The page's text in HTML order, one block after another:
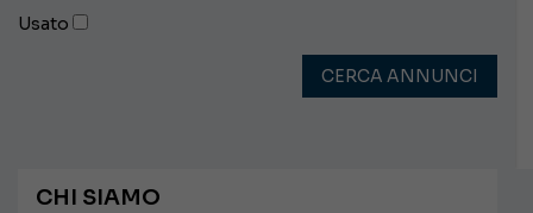
Usato
CERCA ANNUNCI
CHI SIAMO